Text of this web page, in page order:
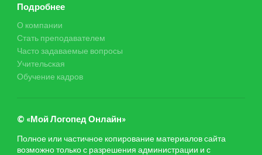
Подробнее
О компании
Стать преподавателем
Часто задаваемые вопросы
Учительская
Обучение кадров
© «Мой Логопед Онлайн»
Полное или частичное копирование материалов сайта
возможно только с разрешения администрации и с